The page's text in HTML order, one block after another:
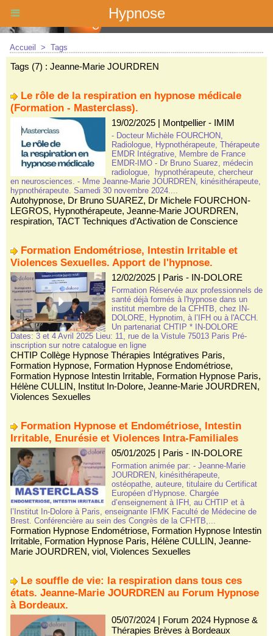
Hypnose
Accueil > Tags
Tags (7) : Jeanne-Marie JOURDREN
Le rôle de la respiration en hypnose médicale
(Formation - Masterclass).
19/02/2025| Montpellier - IMIM
- Docteur Michèle FOURCHON,
Radiologue, Hypnothérapeute, Thérapeute
EMDR Intégrative, Membre de France
EMDR-IMO - Dr Bruno Suarez, médecin
radiologue, hypnothérapeute, chercheur
en neurosciences. - Mme Jeanne-Marie JOURDREN, kinésithérapeute,
hypnothérapeute. Samedi 30 novembre 2024....
Autohypnose, Dr Bruno SUAREZ, Dr Michele FOURCHON-
LEGROS, Hypnothérapeute, Jeanne-Marie JOURDREN,
respiration, TACT Techniques d’Activation de Conscience
Formation Endométriose, Intestin Irritable et
Violences Sexuelles. Apport de l'hypnose.
12/02/2025| Paris - IN-DOLORE
Formation Réservée aux professionnels de
santé déjà formés à l'hypnose dans un
institut membre de la CFHTB, chez IN-
DOLORE, Hypnotim, à l’IFH ou à l'ACCH.
Un partenariat CHTIP * IN-DOLORE
Dates: 3 et 4 Avril 2025 Lieu: 11, rue de la Vistule 75013 Paris Pré-
inscription sur notre catalogue en ligne
CHTIP Collège Hypnose Thérapies Intégratives Paris,
Formation Hypnose, Formation Hypnose Endométriose,
Formation Hypnose Intestin Irritable, Formation Hypnose Paris,
Hélène CULLIN, Institut In-Dolore, Jeanne-Marie JOURDREN,
Violences Sexuelles
Formation Hypnose et Endométriose, Intestin
Irritable, Enurésie et Violences Intra-Familiales
05/01/2025| Paris - IN-DOLORE
Formation animée par: - Jeanne-Marie
JOURDREN, kinésithérapeute,
ostéopathe, auteure, titulaire du Certificat
Européen d’Hypnose. Chargée
d’enseignement à IFH, au CHTIP et à
l’Institut In-Dolore à Paris, enseignante IFMK Faculté de Médecine de
Brest. Conférencière au sein des Congrès de la CFHTB,...
Formation Hypnose Endométriose, Formation Hypnose Intestin
Irritable, Formation Hypnose Paris, Hélène CULLIN, Jeanne-
Marie JOURDREN, viol, Violences Sexuelles
Le souffle de vie: la respiration dans tous ces
états. Jeanne-Marie JOURDREN au Forum Hypnose
à Bordeaux.
05/07/2024| Forum 2024 Hypnose &
Thérapies Brèves à Bordeaux